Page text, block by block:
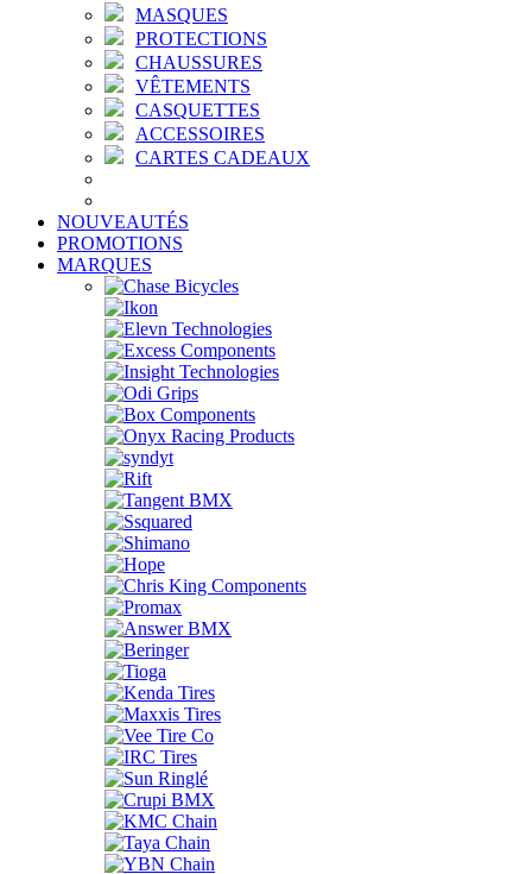
MASQUES
PROTECTIONS
CHAUSSURES
VÊTEMENTS
CASQUETTES
ACCESSOIRES
CARTES CADEAUX
NOUVEAUTÉS
PROMOTIONS
MARQUES